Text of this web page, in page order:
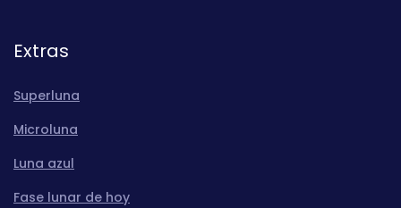
Extras
Superluna
Microluna
Luna azul
Fase lunar de hoy